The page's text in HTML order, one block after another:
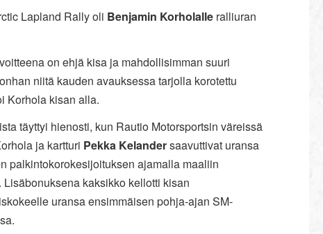
Lapland Rally oli Benjamin Korholalleralliuran
on ehjä kisa ja mahdollisimman suuri
niitä kauden avauksessa tarjolla korotettu
Korhola kisan alla.
täyttyi hienosti, kun Rautio Motorsportsin väreissä
ja kartturi Pekka Kelandersaavuttivat uransa
palkintokorokesijoituksen ajamalla maaliin
Lisäbonuksena kaksikko kellotti kisan
uransa ensimmäisen pohja-ajan SM-